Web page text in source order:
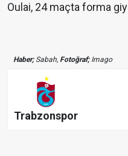
Oulai, 24 maçta forma
Haber;Sabah, Fotoğraf;Imago
Trabzonspor